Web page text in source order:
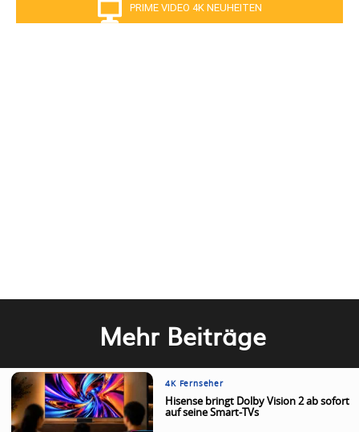
PRIME VIDEO 4K NEUHEITEN
Mehr Beiträge
4K Fernseher
Hisense bringt Dolby Vision 2 ab sofort
auf seine Smart-TVs